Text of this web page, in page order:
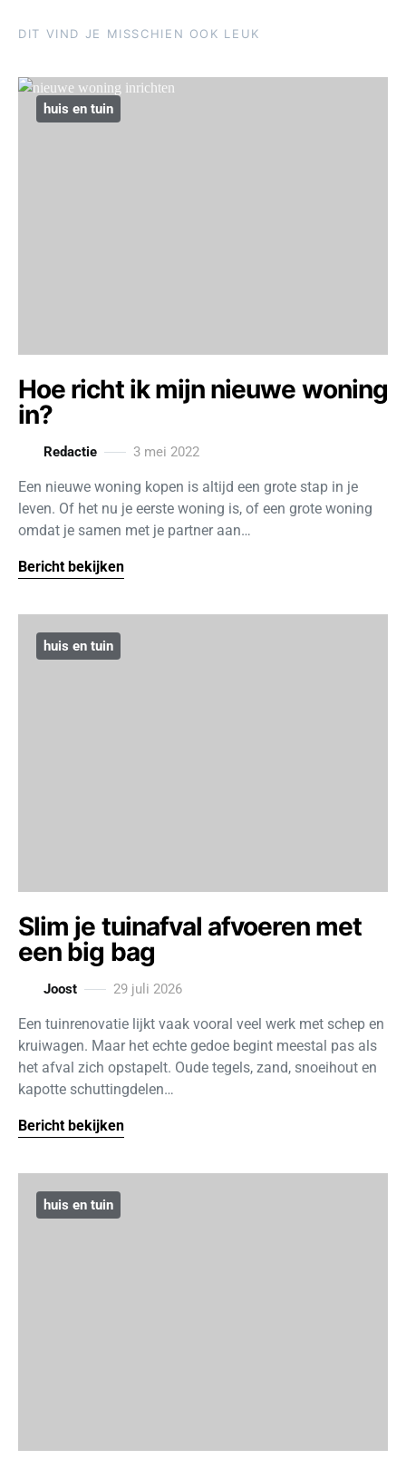
DIT VIND JE MISSCHIEN OOK LEUK
huis en tuin
Hoe richt ik mijn nieuwe woning
in?
Redactie 3 mei 2022
Een nieuwe woning kopen is altijd een grote stap in je
leven. Of het nu je eerste woning is, of een grote woning
omdat je samen met je partner aan…
Bericht bekijken
huis en tuin
Slim je tuinafval afvoeren met
een big bag
Joost 29 juli 2026
Een tuinrenovatie lijkt vaak vooral veel werk met schep en
kruiwagen. Maar het echte gedoe begint meestal pas als
het afval zich opstapelt. Oude tegels, zand, snoeihout en
kapotte schuttingdelen…
Bericht bekijken
huis en tuin